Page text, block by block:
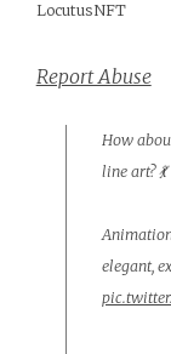
LocutusNFT
Report Abuse
How
line art? 💃
elegant,